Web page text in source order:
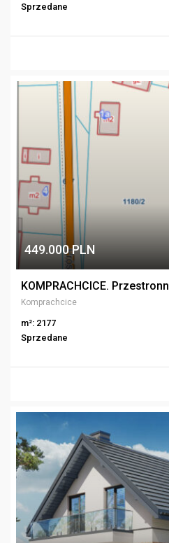
Sprzedane
449.000 PLN
Komprachcice
m²: 2177
Sprzedane